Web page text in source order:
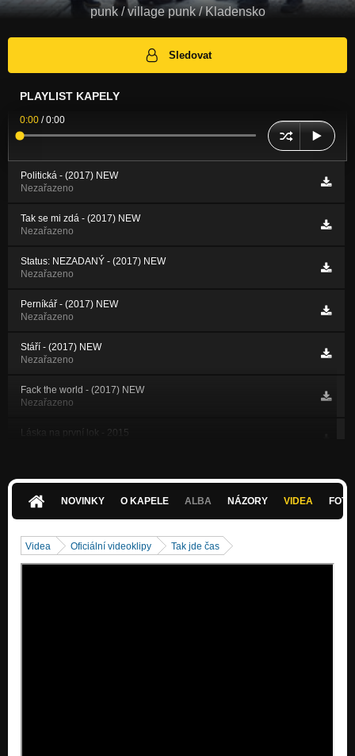
punk / village punk / Kladensko
Sledovat
PLAYLIST KAPELY
0:00 /0:00
Politická - (2017) NEW
Nezařazeno
Tak se mi zdá - (2017) NEW
Nezařazeno
Status: NEZADANÝ - (2017) NEW
Nezařazeno
Perníkář - (2017) NEW
Nezařazeno
Stáří - (2017) NEW
Nezařazeno
Fack the world - (2017) NEW
Nezařazeno
Láska na první lok - 2015
Přání - 2015
Vo co de? - 2015
NOVINKY O KAPELE ALBA NÁZORY VIDEA
Videa Oficiální videoklipy Tak jde čas